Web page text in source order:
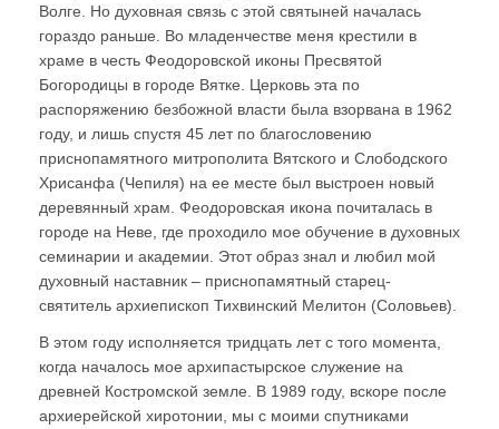
Волге. Но духовная связь с этой святыней началась
гораздо раньше. Во младенчестве меня крестили в
храме в честь Феодоровской иконы Пресвятой
Богородицы в городе Вятке. Церковь эта по
распоряжению безбожной власти была взорвана в 1962
году, и лишь спустя 45 лет по благословению
приснопамятного митрополита Вятского и Слободского
Хрисанфа (Чепиля) на ее месте был выстроен новый
деревянный храм. Феодоровская икона почиталась в
городе на Неве, где проходило мое обучение в духовных
семинарии и академии. Этот образ знал и любил мой
духовный наставник – приснопамятный старец-
святитель архиепископ Тихвинский Мелитон (Соловьев).
В этом году исполняется тридцать лет с того момента,
когда началось мое архипастырское служение на
древней Костромской земле. В 1989 году, вскоре после
архиерейской хиротонии, мы с моими спутниками